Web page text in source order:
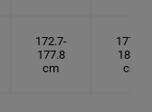
172.7-
177.8
cm
177.8-
182.9
cm